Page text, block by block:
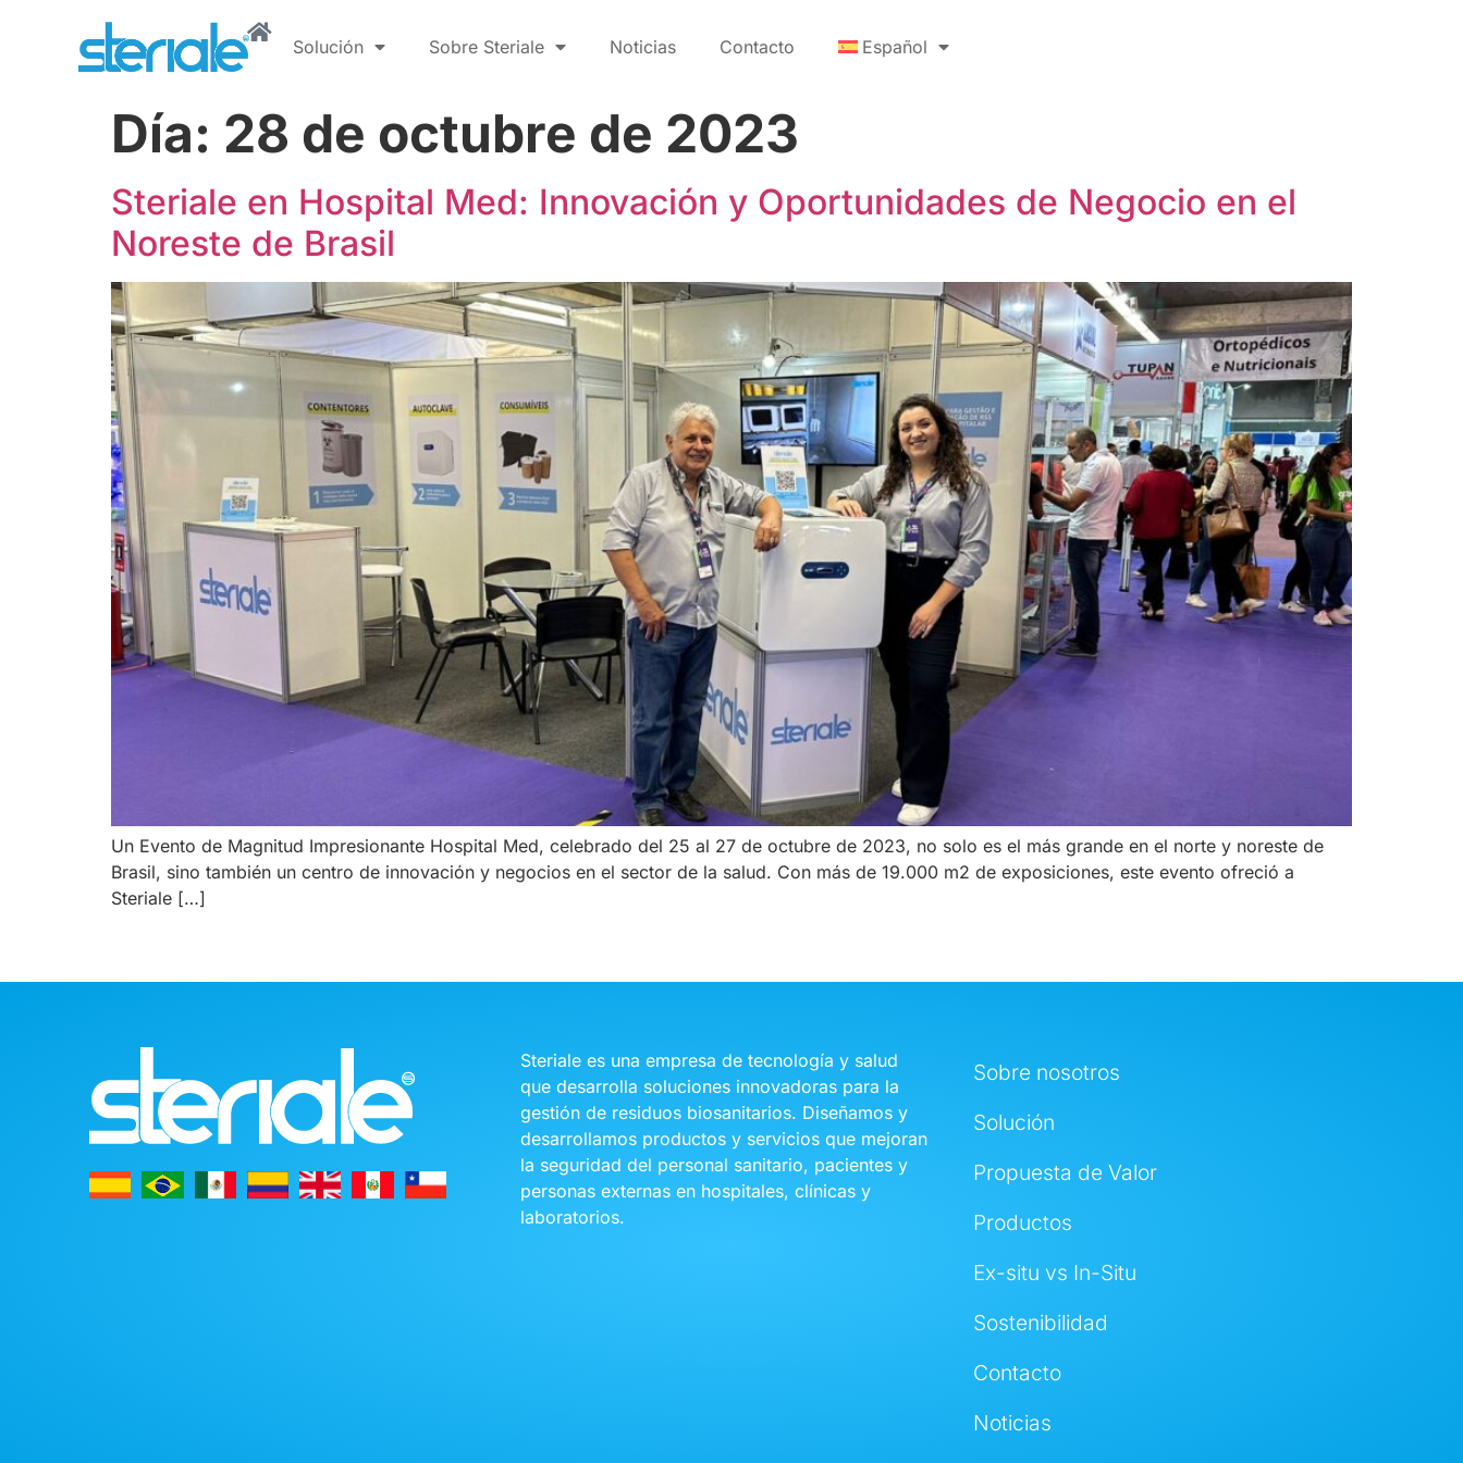
Solución Sobre Steriale Noticias Contacto Español
Día: 28 de octubre de 2023
Steriale en Hospital Med: Innovación y Oportunidades de Negocio en el
Noreste de Brasil
Un Evento de Magnitud Impresionante Hospital Med, celebrado del 25 al 27 de octubre de 2023, no solo es el más grande en el norte y noreste de
Brasil, sino también un centro de innovación y negocios en el sector de la salud​​. Con más de 19.000 m2 de exposiciones, este evento ofreció a
Steriale […]
Steriale es una empresa de tecnología y salud
que desarrolla soluciones innovadoras para la
gestión de residuos biosanitarios. Diseñamos y
desarrollamos productos y servicios que mejoran
la seguridad del personal sanitario, pacientes y
personas externas en hospitales, clínicas y
laboratorios.
Sobre nosotros
Solución
Propuesta de Valor
Productos
Ex-situ vs In-Situ
Sostenibilidad
Contacto
Noticias